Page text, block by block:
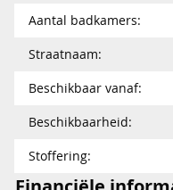
Aantal badkamers:
Straatnaam:
Beschikbaar vanaf:
Beschikbaarheid:
Stoffering: